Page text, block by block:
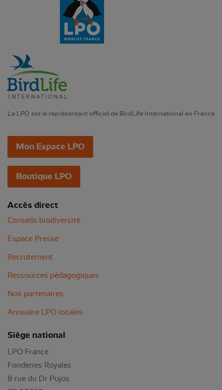
La LPO est le représentant officiel de BirdLife International en France
Mon Espace LPO
Boutique LPO
Accès direct
Conseils biodiversité
Espace Presse
Recrutement
Ressources pédagogiques
Nos partenaires
Annuaire LPO locales
Siège national
LPO France
Fonderies Royales
8 rue du Dr Pujos